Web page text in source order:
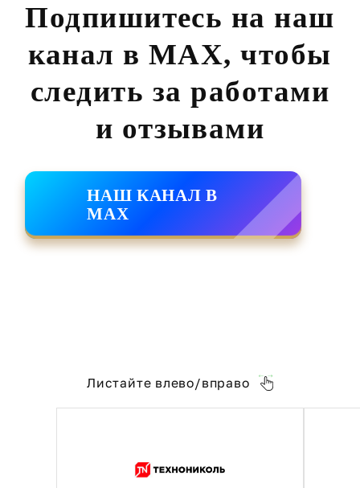
Подпишитесь на наш
канал в MAX, чтобы
следить за работами
и отзывами
НАШ КАНАЛ В
MAX
Листайте влево/вправо